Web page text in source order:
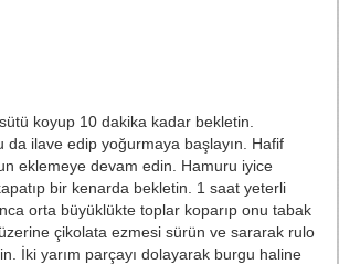
koyup 10 dakika kadar bekletin.
da ilave edip yoğurmaya başlayın. Hafif
eklemeye devam edin. Hamuru iyice
bir kenarda bekletin. 1 saat yeterli
orta büyüklükte toplar koparıp onu tabak
çikolata ezmesi sürün ve sararak rulo
İki yarım parçayı dolayarak burgu haline